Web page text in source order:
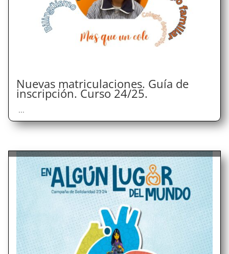
Nuevas matriculaciones. Guía de
inscripción. Curso 24/25.
...